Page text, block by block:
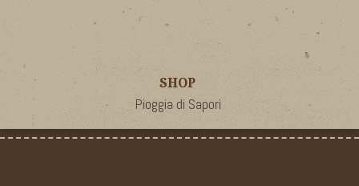
SHOP
Pioggia di Sapori